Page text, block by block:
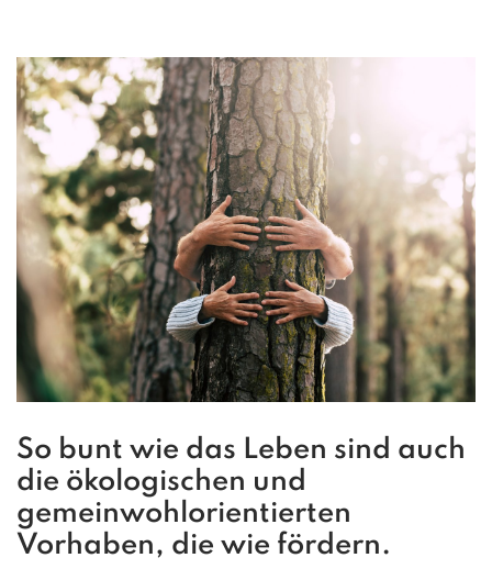
So bunt wie das Leben sind auch
die ökologischen und
gemeinwohlorientierten
Vorhaben, die wie fördern.